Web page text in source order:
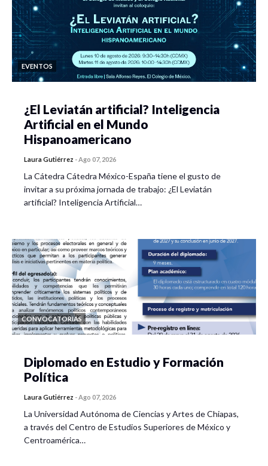
EVENTOS
¿El Leviatán artificial? Inteligencia
Artificial en el Mundo
Hispanoamericano
Laura Gutiérrez -Ago 07, 2026
La Cátedra Cátedra México-España tiene el gusto de
invitar a su próxima jornada de trabajo: ¿El Leviatán
artificial? Inteligencia Artificial…
CONVOCATORIAS
Diplomado en Estudio y Formación
Política
Laura Gutiérrez -Ago 07, 2026
La Universidad Autónoma de Ciencias y Artes de Chiapas,
a través del Centro de Estudios Superiores de México y
Centroamérica…